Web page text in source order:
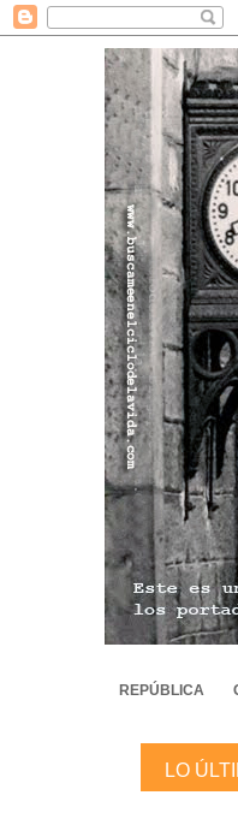
REPÚBLICA
LO